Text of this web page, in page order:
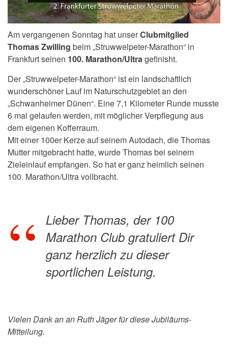
Am vergangenen Sonntag hat unserClubmitglied
Thomas Zwilling beim „Struwwelpeter-Marathon“ in
Frankfurt seinen 100. Marathon/Ultragefinisht.
Der „Struwwelpeter-Marathon“ ist ein landschaftlich
wunderschöner Lauf im Naturschutzgebiet an den
„Schwanheimer Dünen“. Eine 7,1 Kilometer Runde musste
6 mal gelaufen werden, mit möglicher Verpflegung aus
dem eigenen Kofferraum.
Mit einer 100er Kerze auf seinem Autodach, die Thomas
Mutter mitgebracht hatte, wurde Thomas bei seinem
Zieleinlauf empfangen. So hat er ganz heimlich seinen
100. Marathon/Ultra vollbracht.
Lieber Thomas, der 100
Marathon Club gratuliert Dir
ganz herzlich zu dieser
sportlichen Leistung.
Vielen Dank an an Ruth Jäger für diese Jubiläums-
Mitteilung.